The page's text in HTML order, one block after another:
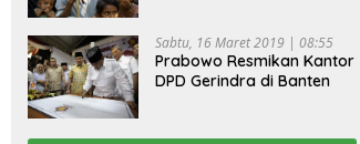
Sabtu, 16 Maret 2019 | 08:55
Prabowo Resmikan Kantor
DPD Gerindra di Banten